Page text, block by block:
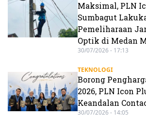
Maksimal, PLN
Sumbagut
Pemeliharaan
Optik di Medan
30/07/2026 - 17:13
TEKNOLOGI
Borong
2026, PLN Icon
Keandalan
30/07/2026 - 14:05